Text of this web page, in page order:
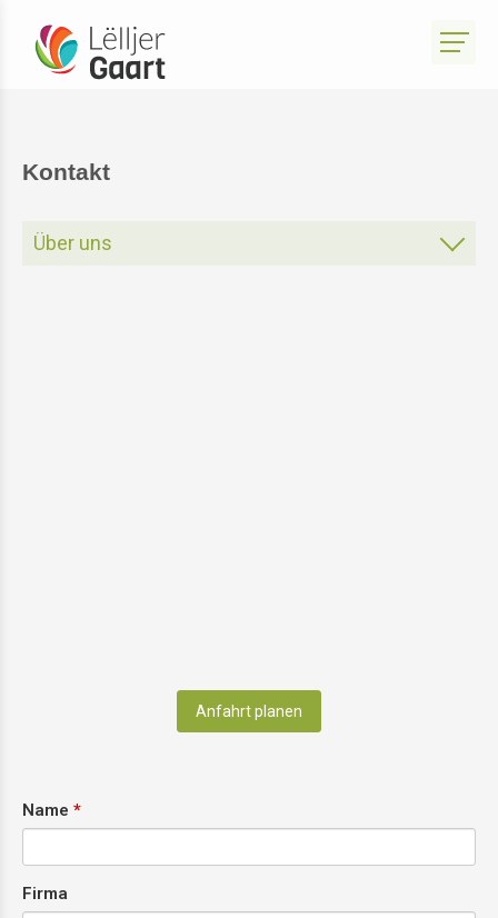
Kontakt
Über uns
Anfahrt planen
Name
Firma